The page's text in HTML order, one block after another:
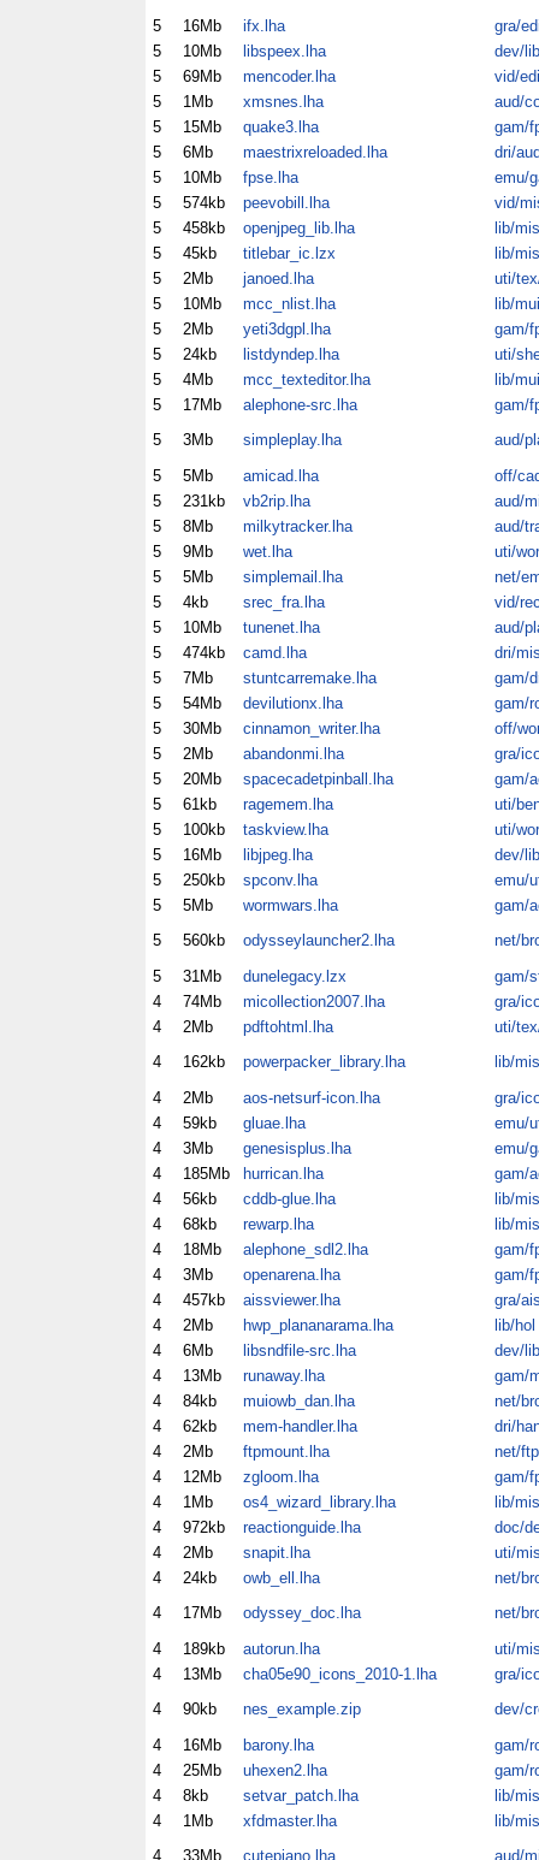
5
16Mb ifx.lha
gra/
5
10Mb libspeex.lha
dev/
5
69Mb mencoder.lha
vid/edi
5
1Mb xmsnes.lha
aud/
5
15Mb quake3.lha
gam/
5
6Mb maestrixreloaded.lha
dri/
5
10Mb fpse.lha
emu/
5
574kb peevobill.lha
vid/
5
458kb openjpeg_lib.lha
lib/mis
5
45kb titlebar_ic.lzx
lib/mis
5
2Mb janoed.lha
uti/
5
10Mb mcc_nlist.lha
lib/mui
5
2Mb yeti3dgpl.lha
gam/
5
24kb listdyndep.lha
uti/
5
4Mb mcc_texteditor.lha
lib/mui
5
17Mb alephone-src.lha
gam/
5
3Mb simpleplay.lha
aud/
5
5Mb amicad.lha
off/
5
231kb vb2rip.lha
aud/
5
8Mb milkytracker.lha
aud/
5
9Mb wet.lha
uti/wor
5
5Mb simplemail.lha
net/
5
4kb srec_fra.lha
vid/
5
10Mb tunenet.lha
aud/
5
474kb camd.lha
dri/
5
7Mb stuntcarremake.lha
gam/
5
54Mb devilutionx.lha
gam/
5
30Mb cinnamon_writer.lha
off/
5
2Mb abandonmi.lha
gra/
5
20Mb spacecadetpinball.lha
gam/
5
61kb ragemem.lha
uti/
5
100kb taskview.lha
uti/wor
5
16Mb libjpeg.lha
dev/
5
250kb spconv.lha
emu/
5
5Mb wormwars.lha
gam/
5
560kb odysseylauncher2.lha
net/
5
31Mb dunelegacy.lzx
gam/
4
74Mb micollection2007.lha
gra/
4
2Mb pdftohtml.lha
uti/
4
162kb powerpacker_library.lha
lib/mis
4
2Mb aos-netsurf-icon.lha
gra/
4
59kb gluae.lha
emu/
4
3Mb genesisplus.lha
emu/
4
185Mb hurrican.lha
gam/
4
56kb cddb-glue.lha
lib/mis
4
68kb rewarp.lha
lib/mis
4
18Mb alephone_sdl2.lha
gam/
4
3Mb openarena.lha
gam/
4
457kb aissviewer.lha
gra/
4
2Mb hwp_plananarama.lha
lib/hol
4
6Mb libsndfile-src.lha
dev/
4
13Mb runaway.lha
gam/
4
84kb muiowb_dan.lha
net/
4
62kb mem-handler.lha
dri/
4
2Mb ftpmount.lha
net/ftp
4
12Mb zgloom.lha
gam/
4
1Mb os4_wizard_library.lha
lib/mis
4
972kb reactionguide.lha
doc/
4
2Mb snapit.lha
uti/
4
24kb owb_ell.lha
net/
4
17Mb odyssey_doc.lha
net/
4
189kb autorun.lha
uti/
4
13Mb cha05e90_icons_2010-1.lha
gra/
4
90kb nes_example.zip
dev/
4
16Mb barony.lha
gam/
4
25Mb uhexen2.lha
gam/
4
8kb setvar_patch.lha
lib/mis
4
1Mb xfdmaster.lha
lib/mis
4
33Mb cutepiano.lha aud/